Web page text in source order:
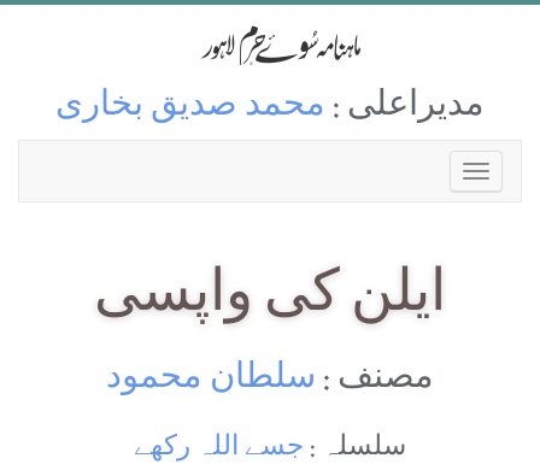
مدیراعلی : محمد صدیق بخاری
ایلن کی واپسی
مصنف : سلطان محمود
سلسلہ : جسے اللہ رکھے